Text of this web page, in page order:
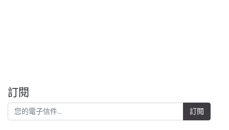
訂閱
訂閱